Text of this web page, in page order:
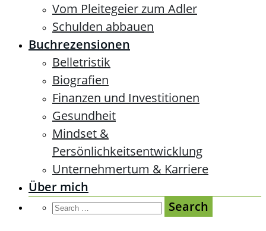
Vom Pleitegeier zum Adler
Schulden abbauen
Buchrezensionen
Belletristik
Biografien
Finanzen und Investitionen
Gesundheit
Mindset &
Persönlichkeitsentwicklung
Unternehmertum & Karriere
Über mich